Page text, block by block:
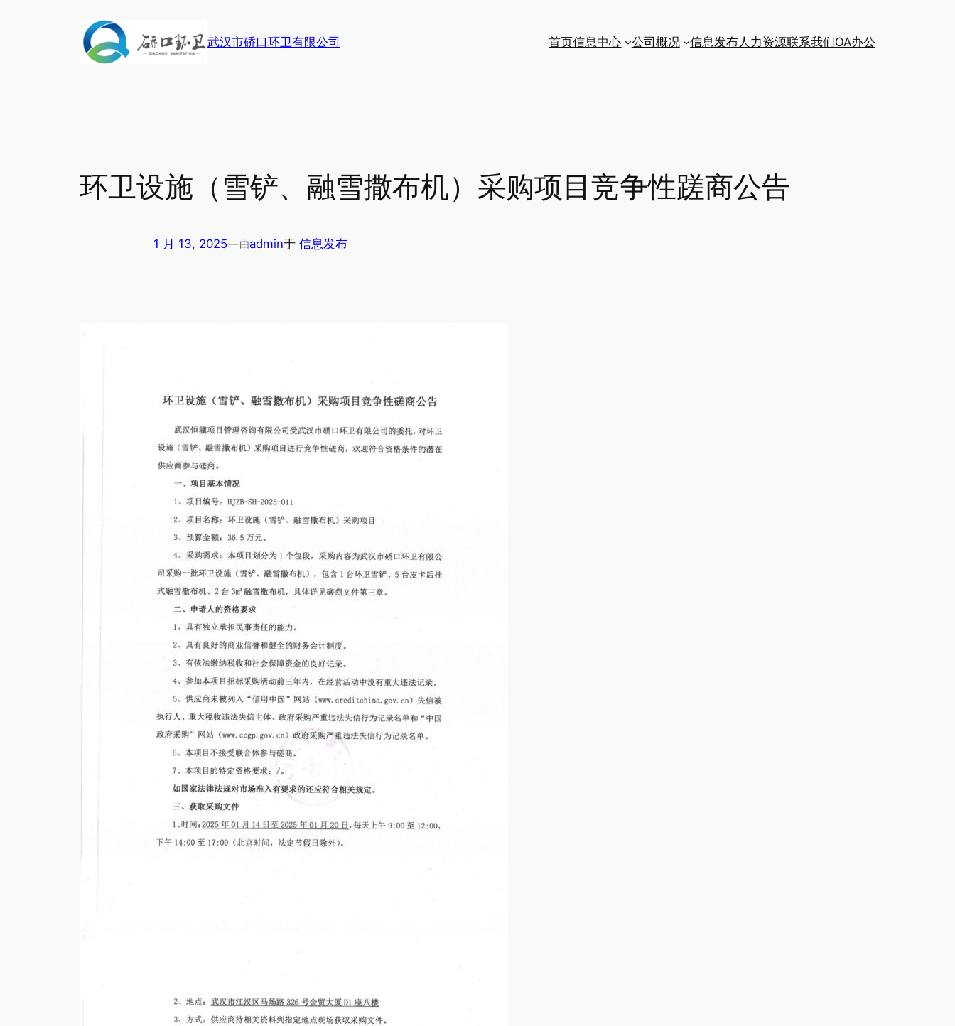
武汉市硚口环卫有限公司 首页信息中心 公司概况 信息发布人力资源联系我们OA办公
环卫设施（雪铲、融雪撒布机）采购项目竞争性蹉商公告
1 月 13, 2025—由admin于 信息发布